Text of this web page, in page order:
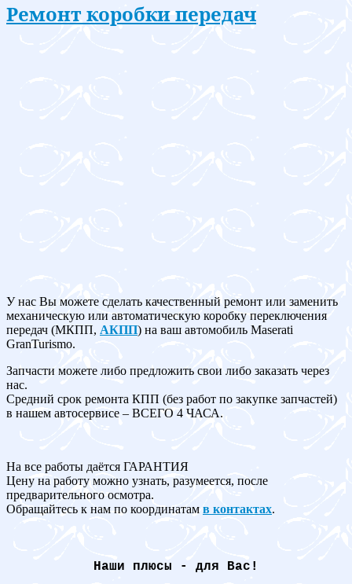
Ремонт коробки передач
У нас Вы можете сделать качественный ремонт или заменить
механическую или автоматическую коробку переключения
передач (МКПП, АКПП) на ваш автомобиль Maserati
GranTurismo.
Запчасти можете либо предложить свои либо заказать через
нас.
Средний срок ремонта КПП (без работ по закупке запчастей)
в нашем автосервисе – ВСЕГО 4 ЧАСА.
На все работы даётся ГАРАНТИЯ
Цену на работу можно узнать, разумеется, после
предварительного осмотра.
Обращайтесь к нам по координатам в контактах.
Наши плюсы - для Вас!